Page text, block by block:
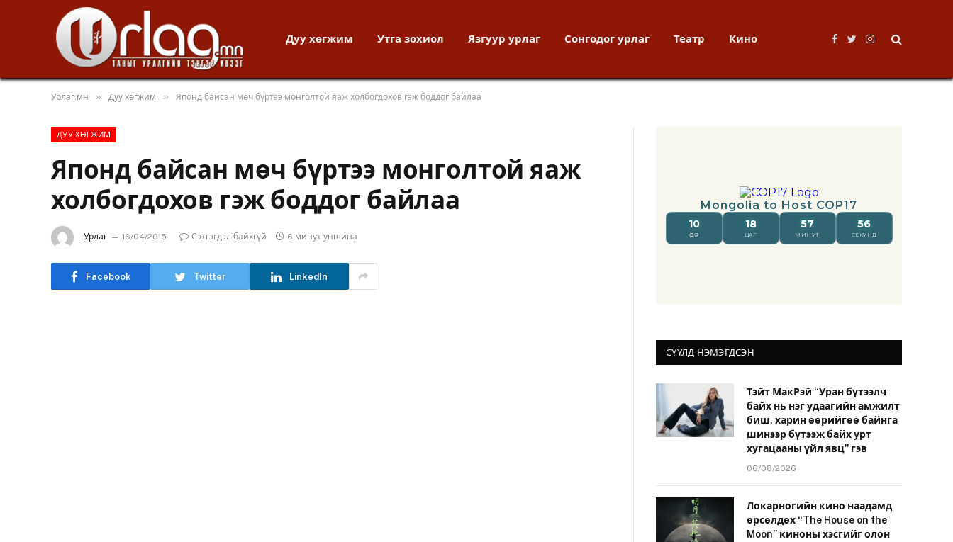
Дуу хөгжим Утга зохиол Язгуур урлаг Сонгодог урлаг Театр Кино
Facebook
TwitterInstagram
Урлаг.мн » Дуу хөгжим » Японд байсан мөч бүртээ монголтой яаж холбогдохов гэж боддог байлаа
ДУУ ХӨГЖИМ
Японд байсан мөч бүртээ монголтой яаж
холбогдохов гэж боддог байлаа
Урлаг 16/04/2015 Сэтгэгдэл байхгүй 6 минут уншина
Facebook Twitter LinkedIn
СҮҮЛД НЭМЭГДСЭН
Тэйт МакРэй “Уран бүтээлч
байх нь нэг удаагийн амжилт
биш, харин өөрийгөө байнга
шинээр бүтээж байх урт
хугацааны үйл явц” гэв
06/08/2026
Локарногийн кино наадамд
өрсөлдөх “The House on the
Moon” киноны хэсгийг олон